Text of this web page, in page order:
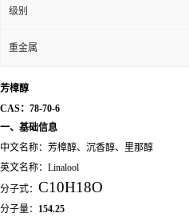
级别
重金属
芳樟醇
CAS：78-70-6
一、基础信息
中文名称：芳樟醇、沉香醇、里那醇
英文名称：Linalool
分子式： C10H18O
分子量： 154.25